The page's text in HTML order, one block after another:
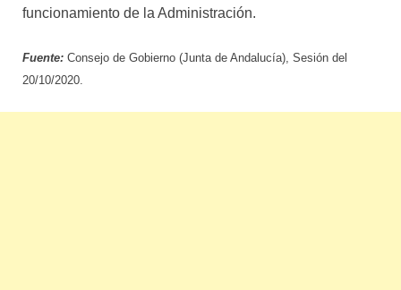
funcionamiento de la Administración.
Fuente: Consejo de Gobierno (Junta de Andalucía), Sesión del
20/10/2020.